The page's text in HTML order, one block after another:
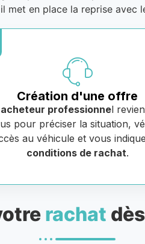
met en place la reprise avec
Création d'une offre
acheteur professionnel
pour préciser la situation,
au véhicule et vous
conditions de rachat.
rachat